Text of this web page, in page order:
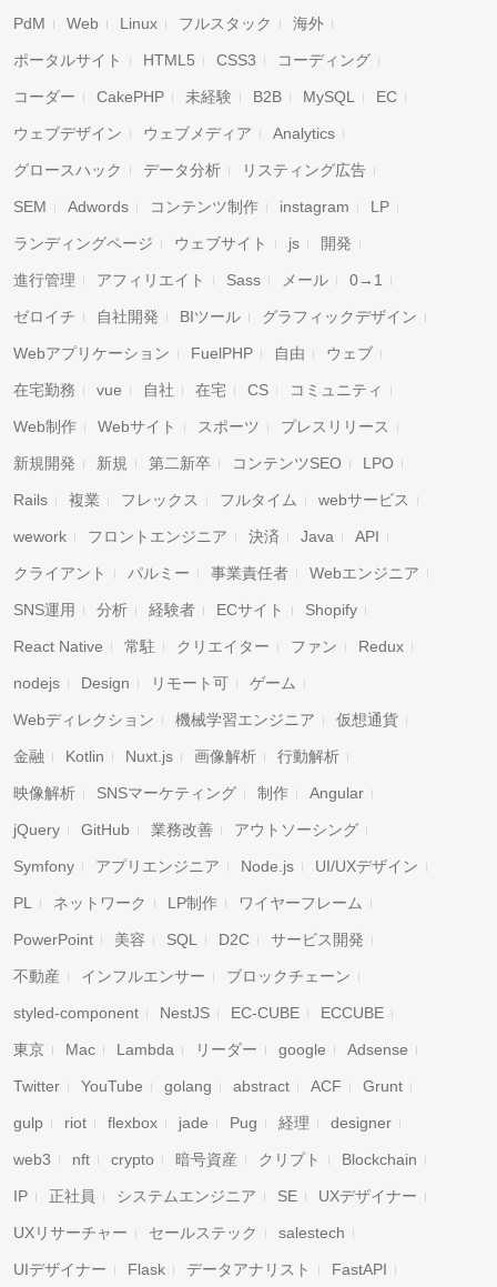
PdM Web Linux フルスタック 海外
ポータルサイト HTML5 CSS3 コーディング
コーダー CakePHP 未経験 B2B MySQL EC
ウェブデザイン ウェブメディア Analytics
グロースハック データ分析 リスティング広告
SEM Adwords コンテンツ制作 instagram LP
ランディングページ ウェブサイト js 開発
進行管理 アフィリエイト Sass メール 0→1
ゼロイチ 自社開発 BIツール グラフィックデザイン
Webアプリケーション FuelPHP 自由 ウェブ
在宅勤務 vue 自社 在宅 CS コミュニティ
Web制作 Webサイト スポーツ プレスリリース
新規開発 新規 第二新卒 コンテンツSEO LPO
Rails 複業 フレックス フルタイム webサービス
wework フロントエンジニア 決済 Java API
クライアント パルミー 事業責任者 Webエンジニア
SNS運用 分析 経験者 ECサイト Shopify
React Native 常駐 クリエイター ファン Redux
nodejs Design リモート可 ゲーム
Webディレクション 機械学習エンジニア 仮想通貨
金融 Kotlin Nuxt.js 画像解析 行動解析
映像解析 SNSマーケティング 制作 Angular
jQuery GitHub 業務改善 アウトソーシング
Symfony アプリエンジニア Node.js UI/UXデザイン
PL ネットワーク LP制作 ワイヤーフレーム
PowerPoint 美容 SQL D2C サービス開発
不動産 インフルエンサー ブロックチェーン
styled-component NestJS EC-CUBE ECCUBE
東京 Mac Lambda リーダー google Adsense
Twitter YouTube golang abstract ACF Grunt
gulp riot flexbox jade Pug 経理 designer
web3 nft crypto 暗号資産 クリプト Blockchain
IP 正社員 システムエンジニア SE UXデザイナー
UXリサーチャー セールステック salestech
UIデザイナー Flask データアナリスト FastAPI